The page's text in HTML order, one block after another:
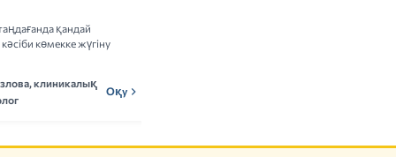
қандай
көмекке жүгіну
клиникалық
Оқу